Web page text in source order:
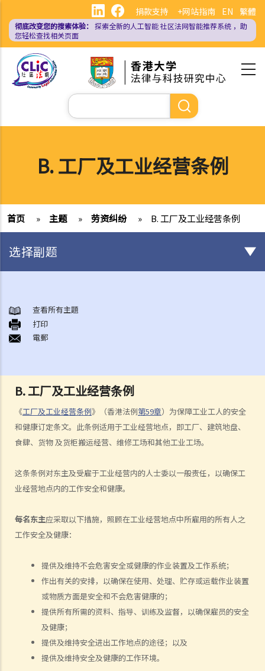
主
EN 繁體
捐款支持 +网站指南
彻底改变您的搜索体验： 探索全新的人工智能社区法网智能推荐系统 ，助
您轻松查找相关页面
搜
索
B. 工厂及工业经营条例
首页 » 主题 » 劳资纠纷 » B. 工厂及工业经营条例
B. 工厂及工业经营条例
《工厂及工业经营条例》（香港法例第59章）为保障工业工人的安全
和健康订定条文。此条例适用于工业经营地点，即工厂、建筑地盘、
食肆、货物 及货柜搬运经营、维修工场和其他工业工场。
这条条例对东主及受雇于工业经营内的人士委以一般责任，以确保工
业经营地点内的工作安全和健康。
每名东主应采取以下措施，照顾在工业经营地点中所雇用的所有人之
工作安全及健康：
提供及维持不会危害安全或健康的作业装置及工作系统；
作出有关的安排，以确保在使用、处理、贮存或运载作业装置
或物质方面是安全和不会危害健康的；
提供所有所需的资料、指导、训练及监督，以确保雇员的安全
及健康；
提供及维持安全进出工作地点的途径；以及
提供及维持安全及健康的工作环境。
选择副题
A. 「雇佣合约」之阐释
1. 雇佣合约的持续期是多久？
2. 甚麽是「连续性」雇佣合约？
3. 雇主是否可以选择签订一系列较短且间断的雇佣合同，以避免向雇员
提供法定福利和权益？
3. 如何分辨「雇佣合约」以及「独立承包商（或自雇人士）之服务合
约」？
予现职雇主一个月通知以辞去现有工作。在新工上任的一个星期前，我
者。因我经已辞去现有工作（而新职员亦已上班），我在离职时便成为
失业人士。我可否向给予新聘约的公司采取法律行动或寻求补救方法？
B. 薪酬
1. 我的秘书弄坏了我办公室的电脑，而我打算从她本月的薪金中扣除
$3,000 以作赔偿，我可否作此扣除？雇主在甚麽情况下才可扣减雇员薪
2. 我上个月的薪金已被拖欠了十天，我的老板有否触犯法律？
3. 我已被拖欠了一个月薪金，而老板告诉我他已无能力支付薪金，他有
否违反雇佣合约？我可否即时终止雇佣合约以及提出索偿？
查看所有主題
打印
電郵